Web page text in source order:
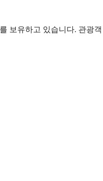
보유하고 있습니다. 관광